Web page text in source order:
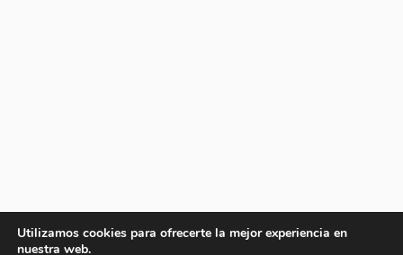
Utilizamos cookies para ofrecerte la mejor experiencia en
nuestra web.